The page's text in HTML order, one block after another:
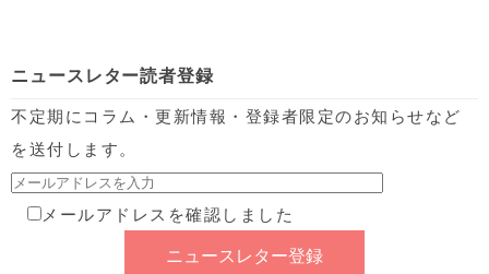
ニュースレター読者登録
不定期にコラム・更新情報・登録者限定のお知らせなど
を送付します。
メールアドレスを確認しました